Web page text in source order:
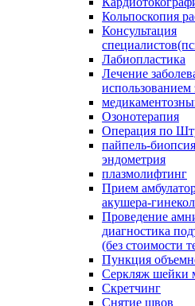
Кольпоскопия
Консультация
Лабиопластика
Лечение
использованием
Озонотерапия
Операция по
пайпель-
эндометрия
плазмолифтинг
Прием
акушера-
Проведение
диагностика
(без стоимости
Пункция
Серкляж шейки
Скретчинг
Снятие швов